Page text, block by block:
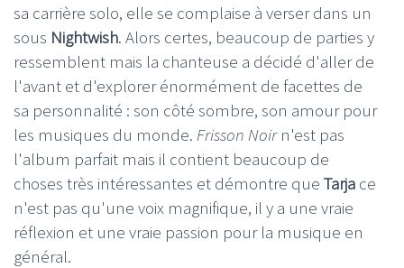
sa carrière solo, elle se complaise à verser dans un
sous Nightwish. Alors certes, beaucoup de parties y
ressemblent mais la chanteuse a décidé d'aller de
l'avant et d'explorer énormément de facettes de
sa personnalité : son côté sombre, son amour pour
les musiques du monde. Frisson Noirn'est pas
l'album parfait mais il contient beaucoup de
choses très intéressantes et démontre que Tarja ce
n'est pas qu'une voix magnifique, il y a une vraie
réflexion et une vraie passion pour la musique en
général.